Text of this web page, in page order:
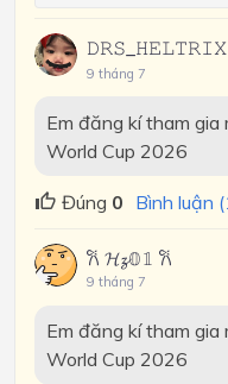
𝙳𝚁𝚂_𝙷𝙴𝙻𝚃𝚁𝙸𝚇
9 tháng 7
Em đăng kí tham gia
World Cup 2026
Đúng 0 Bình luận
𐙚 𝓗𝔃𝟘𝟙 𐙚
9 tháng 7
Em đăng kí tham gia
World Cup 2026